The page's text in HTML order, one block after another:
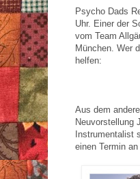
Psycho Dads
Uhr. Einer der
vom Team
München. Wer
helfen:
Aus dem
Neuvorstellung
Instrumentalist
einen Termin